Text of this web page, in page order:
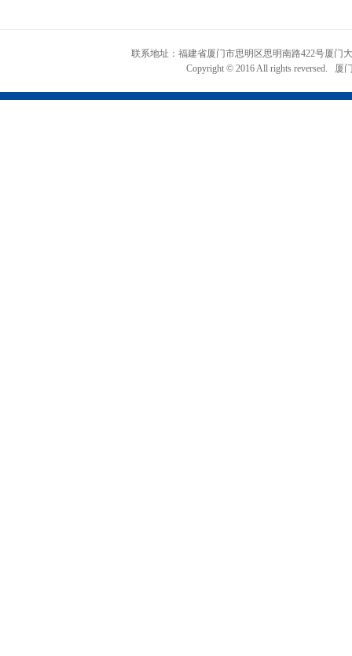
联系地址：福建省厦门市思明区思明南路422号厦门
Copyright © 2016 All rights reversed.